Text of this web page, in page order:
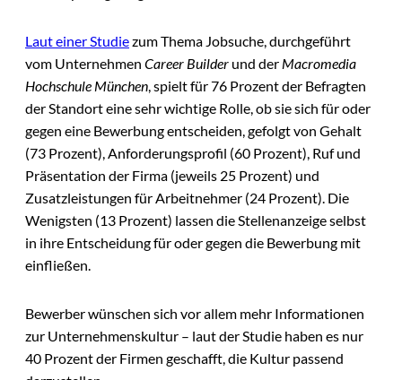
Laut einer Studiezum Thema Jobsuche, durchgeführt
vom Unternehmen Career Builder und der Macromedia
Hochschule München, spielt für 76 Prozent der Befragten
der Standort eine sehr wichtige Rolle, ob sie sich für oder
gegen eine Bewerbung entscheiden, gefolgt von Gehalt
(73 Prozent), Anforderungsprofil (60 Prozent), Ruf und
Präsentation der Firma (jeweils 25 Prozent) und
Zusatzleistungen für Arbeitnehmer (24 Prozent). Die
Wenigsten (13 Prozent) lassen die Stellenanzeige selbst
in ihre Entscheidung für oder gegen die Bewerbung mit
einfließen.
Bewerber wünschen sich vor allem mehr Informationen
zur Unternehmenskultur – laut der Studie haben es nur
40 Prozent der Firmen geschafft, die Kultur passend